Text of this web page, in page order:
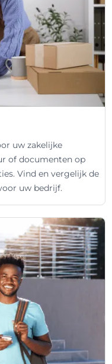
uw zakelijke
of documenten op
Vind en vergelijk de
uw bedrijf.